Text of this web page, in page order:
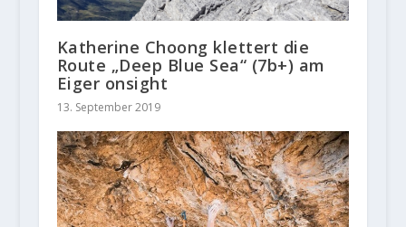
Katherine Choong klettert die
Route „Deep Blue Sea“ (7b+) am
Eiger onsight
13. September 2019